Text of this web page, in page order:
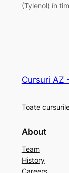
(Tylenol) în
Cursuri AZ
Toate
About
Team
History